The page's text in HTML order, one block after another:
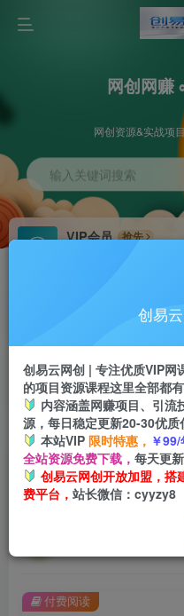
网创网赚
网创资源&实战项
输入关键词搜索
VIP会员
抢先
会员专属推广链接
挂机 项目
脚本卡密
首页 创业课程 会员专属 正
（6998期）【引流必
多功能全自动引流脚本
付费阅读
创易
创易云网创 | 专注优质VIP网
的项目资源课程这里全部都有
内容涵盖网赚项目、引流
源，每日稳定更新20-30优质
本站VIP 限时特惠， ￥
全站资源免费下载， 每天更
创易云网创开放加盟，搭
费平台， 站长微信：cyyzy8